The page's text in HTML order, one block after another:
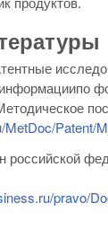
MetDoc/Patent/
российской
pravo/